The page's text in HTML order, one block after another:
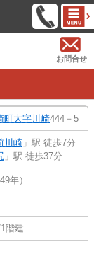
お問合せ
町大字川崎444－5
川崎 」駅 徒歩7分
」駅 徒歩37分
年）
階建